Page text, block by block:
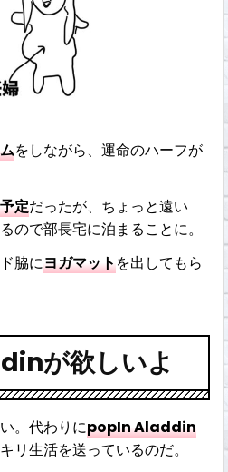
をしながら、運命のハーフが
定だったが、ちょっと遠い
ので部長宅に泊まることに。
脇にヨガマットを出してもら
が欲しいよ
。代わりにpopIn Aladdin
リ生活を送っているのだ。